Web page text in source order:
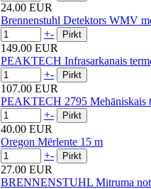
24.00 EUR
Brennenstuhl Detektors WMV
+-
149.00 EUR
PEAKTECH Infrasarkanais
+-
107.00 EUR
PEAKTECH 2795 Mehāniskais
+-
40.00 EUR
Oregon Mērlente 15 m
+-
27.00 EUR
BRENNENSTUHL Mitruma